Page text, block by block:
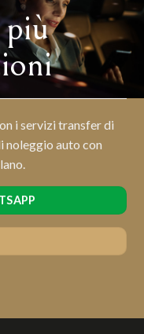
i servizi transfer di
noleggio auto con